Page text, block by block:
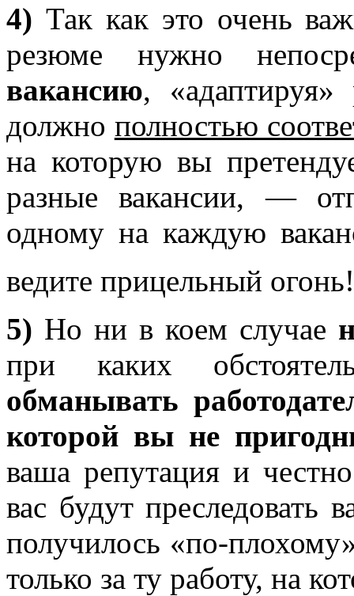
4) Так как это очень
резюме нужно
вакансию,
должно полностью
на которую вы
разные вакансии, —
одному на каждую
ведите прицельный
5) Но ни в коем случае
при каких
обманывать
которой вы не
ваша репутация и
вас будут преследовать
получилось «по-
только за ту работу, на